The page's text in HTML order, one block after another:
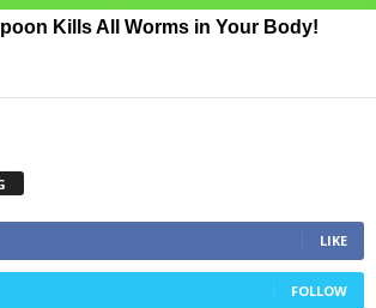
Kills All Worms in Your Body!
LIKE
FOLLOW